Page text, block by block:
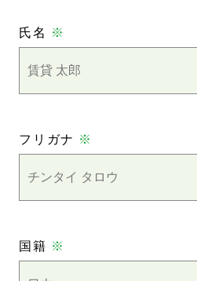
氏名 ※
フリガナ ※
国籍 ※